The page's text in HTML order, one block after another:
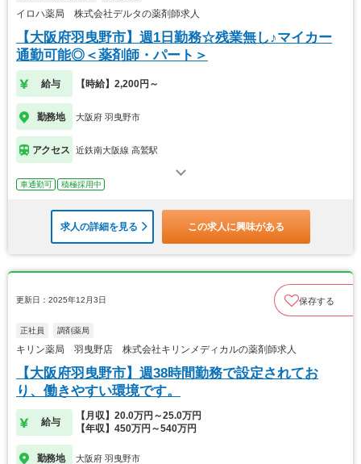
イロハ薬局 株式会社デルタの薬剤師求人
【大阪府羽曳野市】週1日勤務☆残業無し♪マイカー
通勤可能◎＜薬剤師・パート＞
給与 【時給】2,200円～
勤務地 大阪府 羽曳野市
アクセス 近鉄南大阪線 高鷲駅
車通勤可 積極採用中
求人の詳細を見る この求人に興味がある
更新日：2025年12月3日 保存する
正社員 調剤薬局
キリン薬局 羽曳野店 株式会社キリンメディカルの薬剤師求人
【大阪府羽曳野市】週38時間勤務で設定されてお
り、働きやすい環境です。
給与
【月収】20.0万円～25.0万円
【年収】450万円～540万円
勤務地 大阪府 羽曳野市